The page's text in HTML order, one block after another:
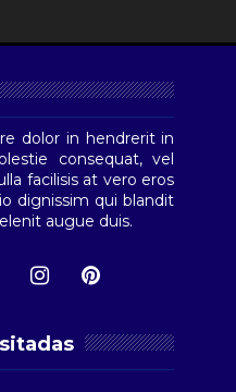
dolor in hendrerit in
consequat, vel
facilisis at vero eros
dignissim qui blandit
augue duis.